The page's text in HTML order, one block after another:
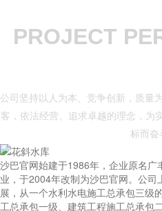
PROJECT
公司坚持以人为本、竞争创新，质量
客，依法经营、追求卓越的理念，为
标而奋
沙巴官网始建于1986年，企业原名
业，于2004年改制为沙巴官网。公
展，从一个水利水电施工总承包三级
工总承包一级、建筑工程施工总承包